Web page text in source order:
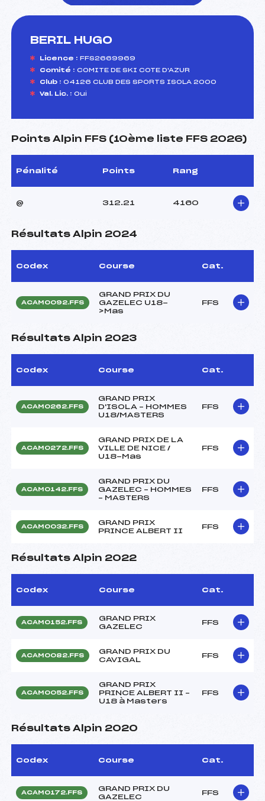
BERIL HUGO
Licence : FFS2669969
Comité : COMITE DE SKI COTE D'AZUR
Club : 04126 CLUB DES SPORTS ISOLA 2000
Val. Lic. : Oui
Points Alpin FFS (10ème liste FFS 2026)
Pénalité Points Rang
@ 312.21 4160
Résultats Alpin 2024
Codex Course Cat.
ACAM0092.FFS
GRAND PRIX DU
GAZELEC U18-
>Mas
FFS
Résultats Alpin 2023
Codex Course Cat.
ACAM0262.FFS
GRAND PRIX
D'ISOLA – HOMMES
U18/MASTERS
FFS
ACAM0272.FFS
GRAND PRIX DE LA
VILLE DE NICE /
U18-Mas
FFS
ACAM0142.FFS
GRAND PRIX DU
GAZELEC – HOMMES
– MASTERS
FFS
ACAM0032.FFS
GRAND PRIX
PRINCE ALBERT II
FFS
Résultats Alpin 2022
Codex Course Cat.
ACAM0152.FFS
GRAND PRIX
GAZELEC
FFS
ACAM0082.FFS
GRAND PRIX DU
CAVIGAL
FFS
ACAM0052.FFS
GRAND PRIX
PRINCE ALBERT II –
U18 à Masters
FFS
Résultats Alpin 2020
Codex Course Cat.
ACAM0172.FFS
GRAND PRIX DU
GAZELEC
FFS